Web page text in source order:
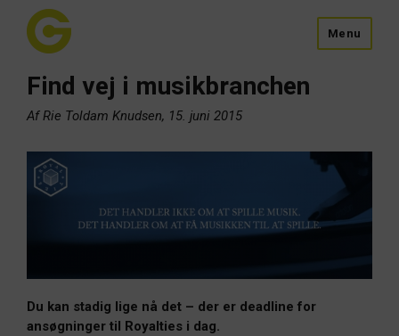
Menu
Find vej i musikbranchen
Af Rie Toldam Knudsen, 15. juni 2015
Du kan stadig lige nå det – der er deadline for
ansøgninger til Royalties i dag.